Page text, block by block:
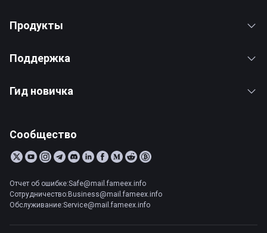
Продукты
Поддержка
Гид новичка
Сообщество
Отчет об ошибке:Safe@mail.fameex.info
Сотрудничество:Business@mail.fameex.info
Обслуживание:Service@mail.fameex.info